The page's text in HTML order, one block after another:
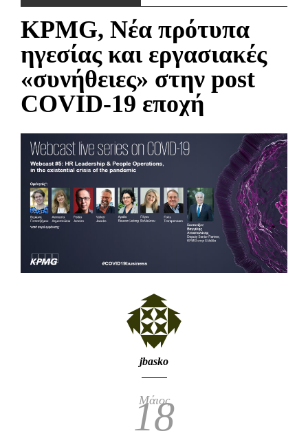
KPMG, Νέα πρότυπα
ηγεσίας και εργασιακές
«συνήθειες» στην post
COVID-19 εποχή
jbasko
Μάιος
18